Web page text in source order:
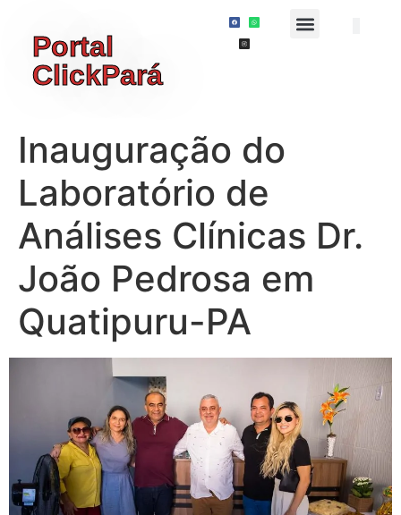
Portal
ClickPará
Inauguração do
Laboratório de
Análises Clínicas Dr.
João Pedrosa em
Quatipuru-PA